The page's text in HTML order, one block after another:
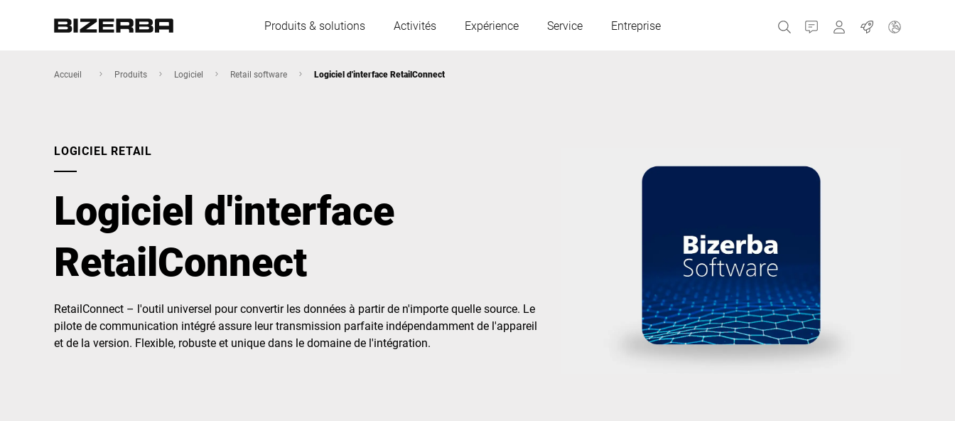
Produits & solutions Activités Expérience Service Entreprise Contact MyBizerba
Emplois
Grèce
Hongrie
Espagne
Suisse Ukraine
Amérique
Asie
Australie
Afrique
Accueil Produits Logiciel Retail software Logiciel d'interface RetailConnect
LOGICIEL RETAIL
Logiciel d'interface
RetailConnect
RetailConnect – l'outil universel pour convertir les données à partir de n'importe quelle source. Le
pilote de communication intégré assure leur transmission parfaite indépendamment de l'appareil
et de la version. Flexible, robuste et unique dans le domaine de l'intégration.